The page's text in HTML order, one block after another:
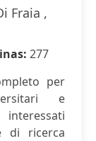
Fraia ,
277
per
e
di ricerca